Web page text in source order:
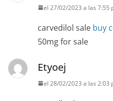
el 27/02/2023 a las 7:55
carvedilol sale buy
50mg for sale
Etyoej
el 28/02/2023 a las 2:03